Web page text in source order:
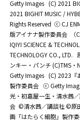
Getty Images (C) 2021
2021 BIGHIT MUSIC /
Rights Reserved ⓒ CJ
版アイナナ製作委員会
IQIYI SCIENCE &
TECHNOLOGY CO., LTD.
ンキー・パンチ (C)TMS・
Getty Images (C) 2023『
製作委員会 ⓒ Getty
光・初嘉屋一生・清水茜
会 ©清水茜／講談社 ©原
画「はたらく細胞」製作